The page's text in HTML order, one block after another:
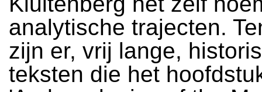
analytische trajecten.
zijn er, vrij lange,
teksten die het